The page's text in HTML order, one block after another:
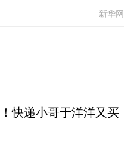
新华网
快递小哥于洋洋又买